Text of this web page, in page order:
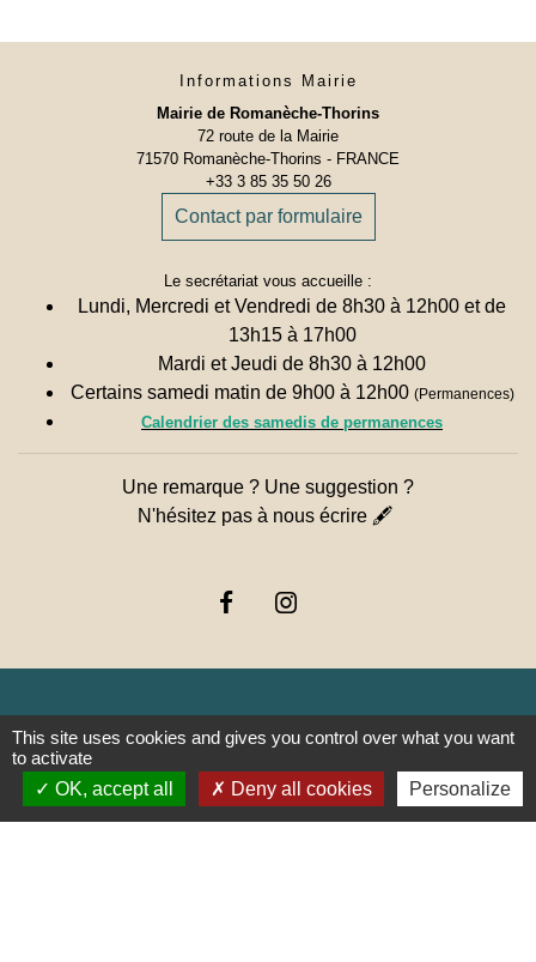
Informations Mairie
Mairie de Romanèche-Thorins
72 route de la Mairie
71570 Romanèche-Thorins - FRANCE
+33 3 85 35 50 26
Contact par formulaire
Le secrétariat vous accueille :
Lundi, Mercredi et Vendredi de 8h30 à 12h00 et de
13h15 à 17h00
Mardi et Jeudi de 8h30 à 12h00
Certains samedi matin de 9h00 à 12h00 (Permanences)
Calendrier des samedis de permanences
Une remarque ? Une suggestion ?
N'hésitez pas à nous écrire 🖋
Liens
PREFECTURE DE SAÔNE ET
This site uses cookies and gives you control over what you want
to activate
OK, accept all
Deny all cookies Personalize